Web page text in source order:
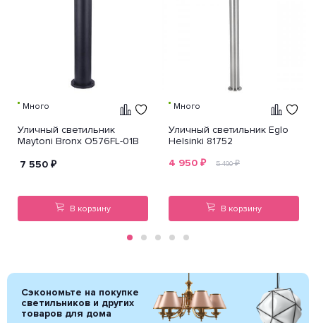
Много
Уличный светильник
Maytoni Bronx O576FL-01B
7 550 ₽
В корзину
Много
Уличный светильник Eglo
Helsinki 81752
4 950 ₽ 5 490₽
В корзину
Сэкономьте на покупке
светильников и других
товаров для дома